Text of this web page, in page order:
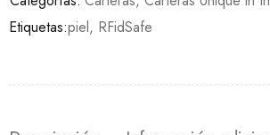
Etiquetas:piel, RFidSafe